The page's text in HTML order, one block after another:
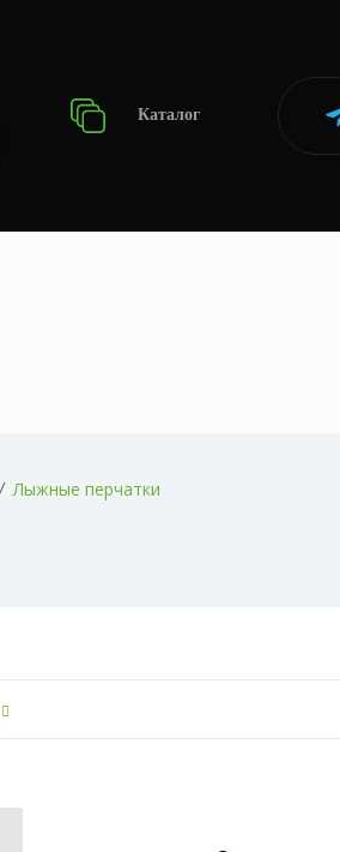
Каталог
Лыжные перчатки